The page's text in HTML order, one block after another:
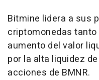
Bitmine lidera a sus
criptomonedas
aumento del valor
por la alta liquidez
acciones de BMNR.